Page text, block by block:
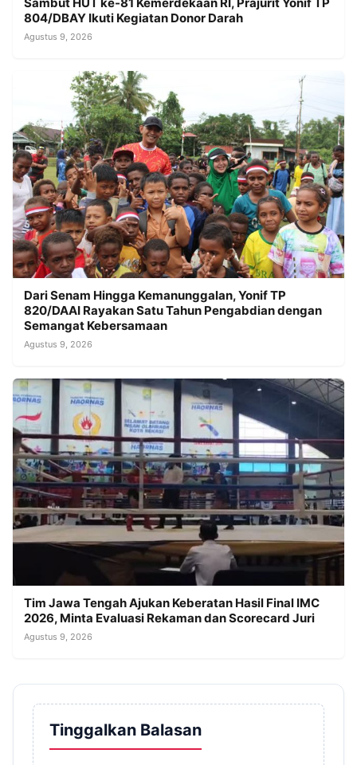
804/DBAY Ikuti Kegiatan Donor Darah
Agustus 9, 2026
Dari Senam Hingga Kemanunggalan, Yonif TP
820/DAAI Rayakan Satu Tahun Pengabdian dengan
Semangat Kebersamaan
Agustus 9, 2026
Tim Jawa Tengah Ajukan Keberatan Hasil Final IMC
2026, Minta Evaluasi Rekaman dan Scorecard Juri
Agustus 9, 2026
Tinggalkan Balasan